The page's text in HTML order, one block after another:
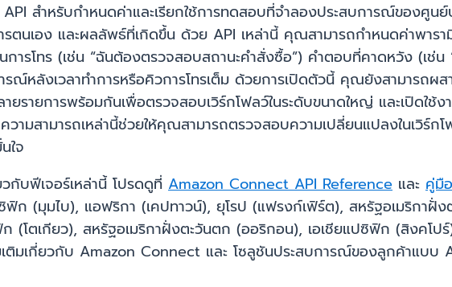
สำหรับกำหนดค่าและเรียกใช้การทดสอบที่จำลองประสบการณ์ของศูนย์
ตนเอง และผลลัพธ์ที่เกิดขึ้น ด้วย API เหล่านี้ คุณสามารถกำหนดค่าพาร
การโทร (เช่น “ฉันต้องตรวจสอบสถานะคำสั่งซื้อ”) คำตอบที่คาดหวัง (เช่
รณ์หลังเวลาทำการหรือคิวการโทรเต็ม ด้วยการเปิดตัวนี้ คุณยังสามารถผ
ยรายการพร้อมกันเพื่อตรวจสอบเวิร์กโฟลว์ในระดับขนาดใหญ่ และเปิดใ
ามสามารถเหล่านี้ช่วยให้คุณสามารถตรวจสอบความเปลี่ยนแปลงในเวิร์ก
ใจ
กับฟีเจอร์เหล่านี้ โปรดดูที่ Amazon Connect API Reference และ คู่มื
ซิฟิก (มุมไบ), แอฟริกา (เคปทาวน์), ยุโรป (แฟรงก์เฟิร์ต), สหรัฐอเมริกาฝั่
(โตเกียว), สหรัฐอเมริกาฝั่งตะวันตก (ออริกอน), เอเชียแปซิฟิก (สิงคโ
ติมเกี่ยวกับ Amazon Connect และ โซลูชันประสบการณ์ของลูกค้าแบบ